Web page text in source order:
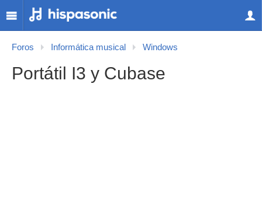
Foros Informática musical Windows
Portátil I3 y Cubase